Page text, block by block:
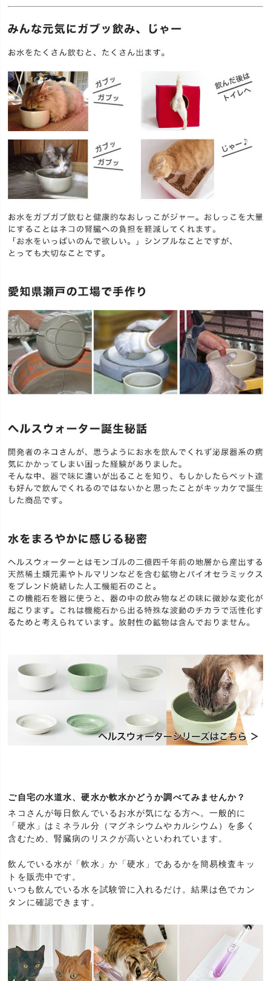
ご自宅の水道水、硬水か軟水かどうか調べてみませんか？
ネコさんが毎日飲んでいるお水が気になる方へ。一般的に
「硬水」はミネラル分（マグネシウムやカルシウム）を多く
含むため、腎臓病のリスクが高いといわれています。
飲んでいる水が「軟水」か「硬水」であるかを簡易検査キッ
トを販売中です。
いつも飲んでいる水を試験管に入れるだけ。結果は色でカン
タンに確認できます。